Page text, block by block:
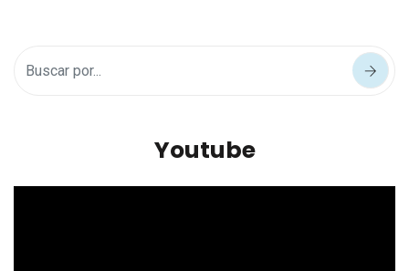
Youtube